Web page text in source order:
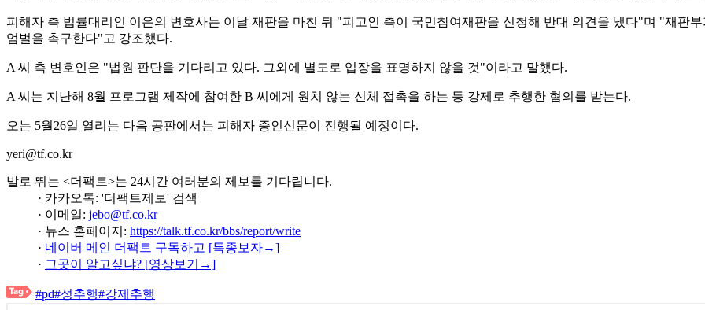
피해자 측 법률대리인 이은의 변호사는 이날 재판을 마친 뒤 "피고인 측이 국민참여재판을 신청해 반대 의견을 냈다"며 "재판
엄벌을 촉구한다"고 강조했다.
A 씨 측 변호인은 "법원 판단을 기다리고 있다. 그외에 별도로 입장을 표명하지 않을 것"이라고 말했다.
A 씨는 지난해 8월 프로그램 제작에 참여한 B 씨에게 원치 않는 신체 접촉을 하는 등 강제로 추행한 혐의를 받는다.
오는 5월26일 열리는 다음 공판에서는 피해자 증인신문이 진행될 예정이다.
yeri@tf.co.kr
발로 뛰는 <더팩트>는 24시간 여러분의 제보를 기다립니다.
· 카카오톡: '더팩트제보' 검색
· 이메일: jebo@tf.co.kr
· 뉴스 홈페이지: https://talk.tf.co.kr/bbs/report/write
· 네이버 메인 더팩트 구독하고 [특종보자→]
· 그곳이 알고싶냐? [영상보기→]
#pd#성추행#강제추행